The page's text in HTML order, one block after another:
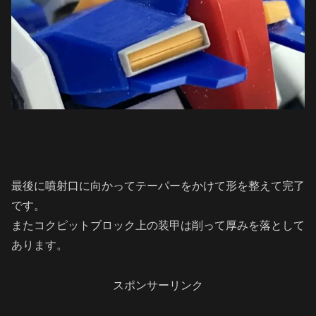
最後に噴射口に向かってテーパーをかけて形を整えて完了
です。
またコクピットブロック上の装甲は削って厚みを落として
あります。
スポンサーリンク